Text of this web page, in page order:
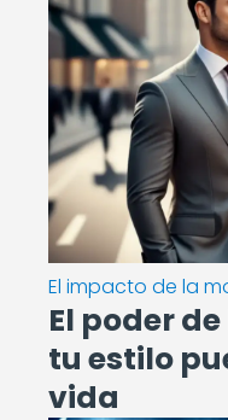
El impacto de la
El poder
tu estilo
vida